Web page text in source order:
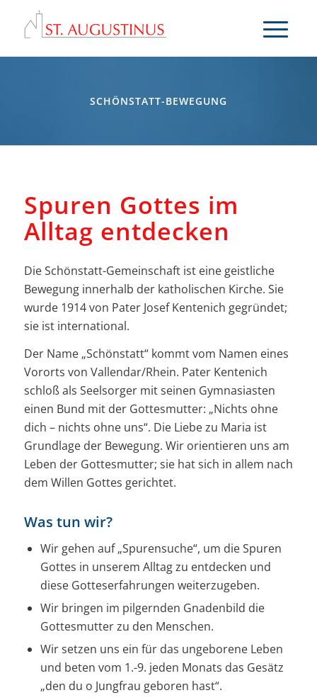
SCHÖNSTATT-BEWEGUNG
Spuren Gottes im
Alltag entdecken
Die Schönstatt-Gemeinschaft ist eine geistliche
Bewegung innerhalb der katholischen Kirche. Sie
wurde 1914 von Pater Josef Kentenich gegründet;
sie ist international.
Der Name „Schönstatt“ kommt vom Namen eines
Vororts von Vallendar/Rhein. Pater Kentenich
schloß als Seelsorger mit seinen Gymnasiasten
einen Bund mit der Gottesmutter: „Nichts ohne
dich – nichts ohne uns“. Die Liebe zu Maria ist
Grundlage der Bewegung. Wir orientieren uns am
Leben der Gottesmutter; sie hat sich in allem nach
dem Willen Gottes gerichtet.
Was tun wir?
Wir gehen auf „Spurensuche“, um die Spuren
Gottes in unserem Alltag zu entdecken und
diese Gotteserfahrungen weiterzugeben.
Wir bringen im pilgernden Gnadenbild die
Gottesmutter zu den Menschen.
Wir setzen uns ein für das ungeborene Leben
und beten vom 1.-9. jeden Monats das Gesätz
„den du o Jungfrau geboren hast“.